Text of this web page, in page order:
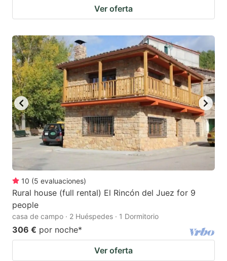
Ver oferta
10 (5 evaluaciones)
Rural house (full rental) El Rincón del Juez for 9
people
casa de campo · 2 Huéspedes · 1 Dormitorio
306 € por noche*
Ver oferta